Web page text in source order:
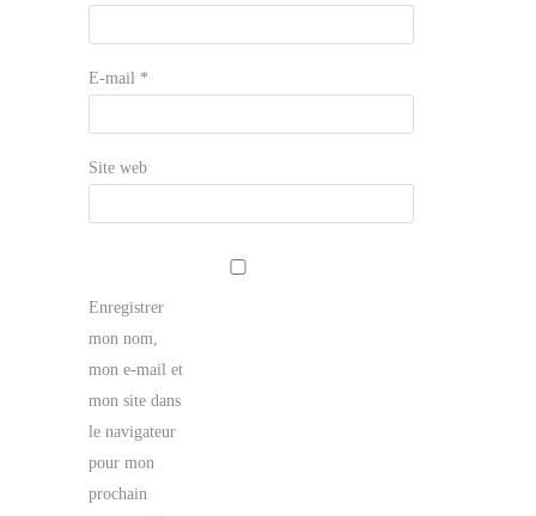
E-mail *
Site web
Enregistrer
mon nom,
mon e-mail et
mon site dans
le navigateur
pour mon
prochain